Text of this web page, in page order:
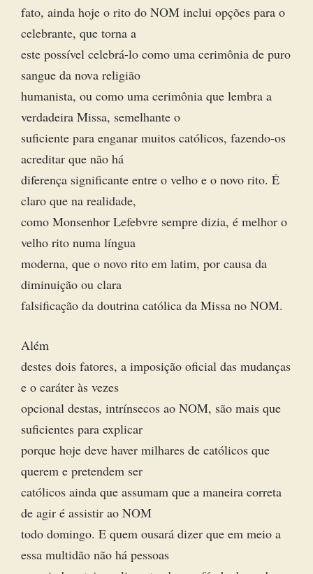
fato, ainda hoje o rito do NOM inclui opções para o
celebrante, que torna a
este possível celebrá-lo como uma cerimônia de puro
sangue da nova religião
humanista, ou como uma cerimônia que lembra a
verdadeira Missa, semelhante o
suficiente para enganar muitos católicos, fazendo-os
acreditar que não há
diferença significante entre o velho e o novo rito. É
claro que na realidade,
como Monsenhor Lefebvre sempre dizia, é melhor o
velho rito numa língua
moderna, que o novo rito em latim, por causa da
diminuição ou clara
falsificação da doutrina católica da Missa no NOM.
Além
destes dois fatores, a imposição oficial das mudanças
e o caráter às vezes
opcional destas, intrínsecos ao NOM, são mais que
suficientes para explicar
porque hoje deve haver milhares de católicos que
querem e pretendem ser
católicos ainda que assumam que a maneira correta
de agir é assistir ao NOM
todo domingo. E quem ousará dizer que em meio a
essa multidão não há pessoas